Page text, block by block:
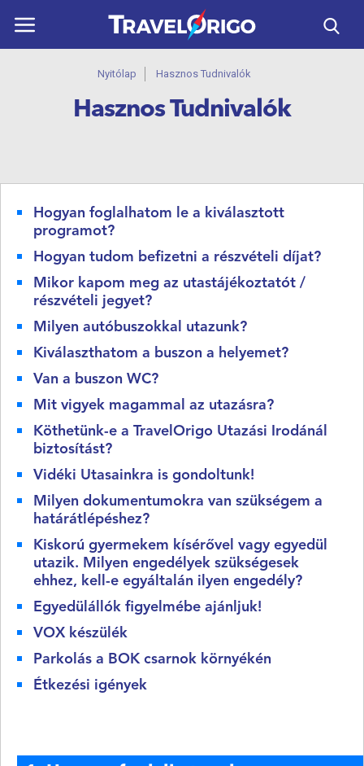
UTAZÁSOK
KAPCSOLAT
Nyitólap Hasznos Tudnivalók
Hasznos Tudnivalók
Hogyan foglalhatom le a kiválasztott
programot?
Hogyan tudom befizetni a részvételi díjat?
Mikor kapom meg az utastájékoztatót /
részvételi jegyet?
Milyen autóbuszokkal utazunk?
Kiválaszthatom a buszon a helyemet?
Van a buszon WC?
Mit vigyek magammal az utazásra?
Köthetünk-e a TravelOrigo Utazási Irodánál
biztosítást?
Vidéki Utasainkra is gondoltunk!
Milyen dokumentumokra van szükségem a
határátlépéshez?
Kiskorú gyermekem kísérővel vagy egyedül
utazik. Milyen engedélyek szükségesek
ehhez, kell-e egyáltalán ilyen engedély?
Egyedülállók figyelmébe ajánljuk!
VOX készülék
Parkolás a BOK csarnok környékén
Étkezési igények